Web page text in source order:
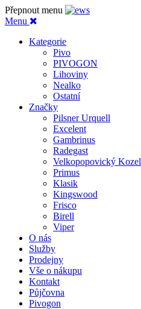
Přepnout menu
Menu
Kategorie
Pivo
PIVOGON
Lihoviny
Nealko
Ostatní
Značky
Pilsner Urquell
Excelent
Gambrinus
Radegast
Velkopopovický Kozel
Primus
Klasik
Kingswood
Frisco
Birell
Viper
O nás
Služby
Prodejny
Vše o nákupu
Kontakt
Půjčovna
Pivogon